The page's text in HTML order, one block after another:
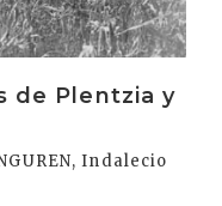
de Plentzia y
Indalecio